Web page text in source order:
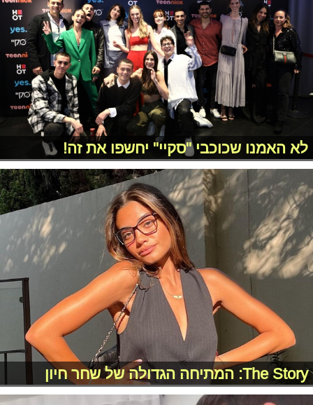
לא האמנו שכוכבי "סקיי" יחשפו את זה!
The Story: המתיחה הגדולה של שחר חיון